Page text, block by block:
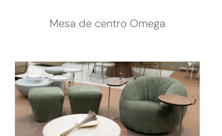
Mesa de centro Omega